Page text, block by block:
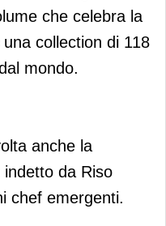
che celebra la
collection di 118
mondo.
anche la
da Riso
chef emergenti.